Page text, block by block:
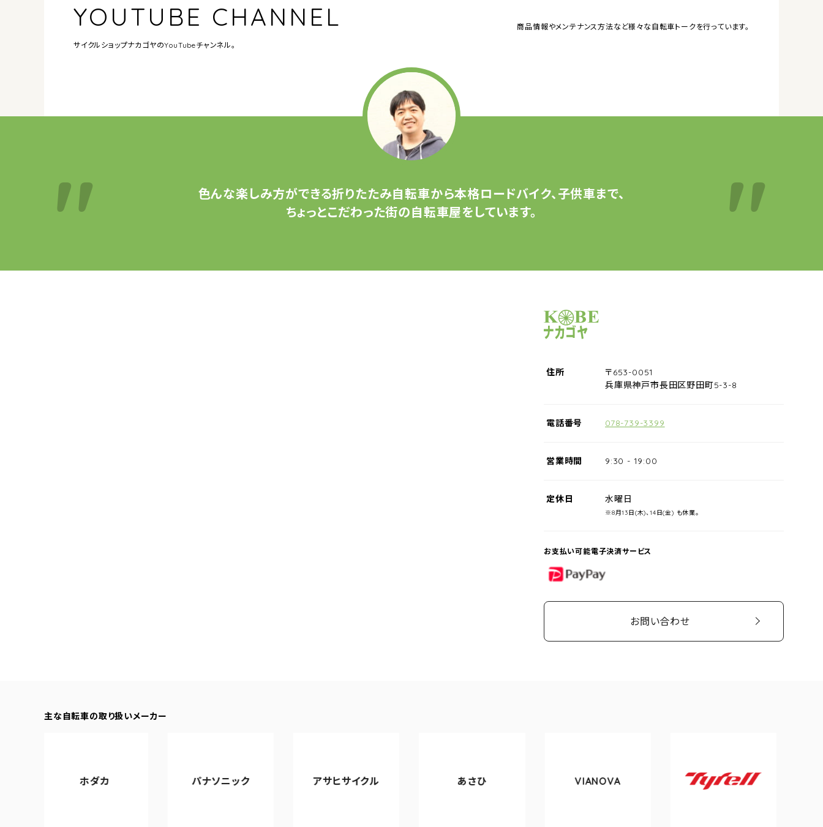
YOUTUBE CHANNEL
サイクルショップナカゴヤのYouTubeチャンネル。
商品情報やメンテナンス方法など様々な自転車トークを行っています。
色んな楽しみ方ができる折りたたみ自転車から本格ロードバイク、子供車まで、
ちょっとこだわった街の自転車屋をしています。
サイクルショップナカゴヤ
住所
〒653-0051
兵庫県神戸市長田区野田町5-3-8
電話番号 078-739-3399
営業時間 9:30 - 19:00
定休日 水曜日
※8月13日(木)、14日(金) も休業。
お支払い可能電子決済サービス
PayPay
お問い合わせ
主な自転車の取り扱いメーカー
パナソニック アサヒサイクル
Tyrell